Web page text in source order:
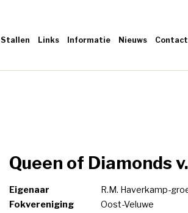
Stallen Links Informatie Nieuws Contact
Queen of Diamonds
Eigenaar
R.M. Haverkamp-
Fokvereniging
Oost-Veluwe